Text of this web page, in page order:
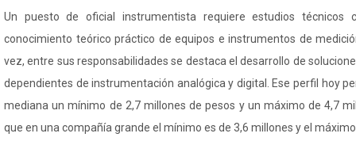
Un puesto de oficial instrumentista requiere estudios técnicos
conocimiento teórico práctico de equipos e instrumentos de
vez, entre sus responsabilidades se destaca el desarrollo de
dependientes de instrumentación analógica y digital. Ese perfil hoy
mediana un mínimo de 2,7 millones de pesos y un máximo de 4,7
que en una compañía grande el mínimo es de 3,6 millones y el